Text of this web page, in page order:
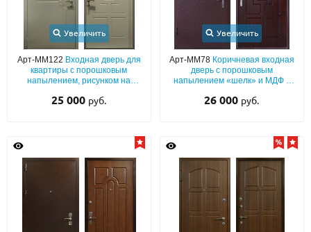
Увеличить
Арт-ММ122 Входная дверь для
квартиры с порошковым
напылением, рисунком на
МДФ
25 000 руб.
Увеличить
Арт-ММ78 Коричневая входная
дверь с порошковым
напылением «шелк» и МДФ с
26 000 руб.